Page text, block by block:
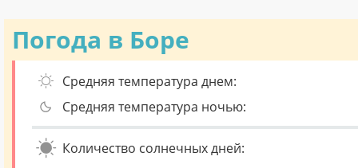
Погода в Боре
Средняя температура днем:
Средняя температура ночью:
Количество солнечных дней: